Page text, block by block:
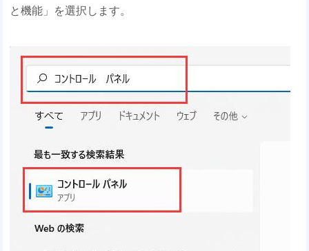
と機能」を選択します。